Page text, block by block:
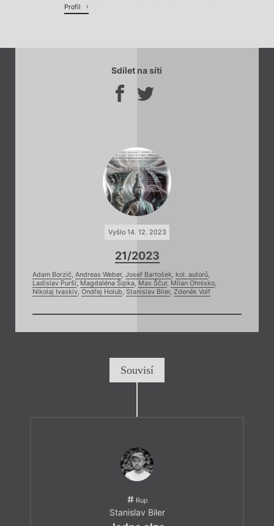
Profil
Sdílet na síti
Vyšlo 14. 12. 2023
21/2023
Adam Borzič, Andreas Weber, Josef Bartošek, kol. autorů,
Ladislav Puršl , Magdaléna Šipka, Max Ščur, Milan Ohnisko,
Nikolaj Ivaskiv, Ondřej Holub, Stanislav Biler, Zdeněk Volf
Souvisí
Rup
Stanislav Biler